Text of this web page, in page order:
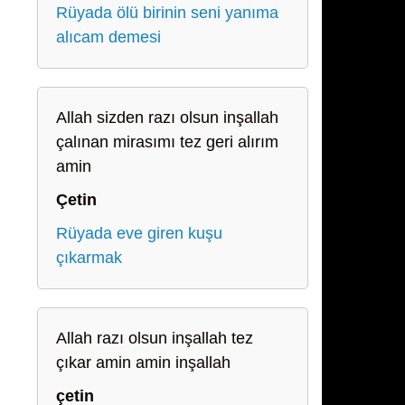
Rüyada ölü birinin seni yanıma
alıcam demesi
Allah sizden razı olsun inşallah
çalınan mirasımı tez geri alırım
amin
Çetin
Rüyada eve giren kuşu
çıkarmak
Allah razı olsun inşallah tez
çıkar amin amin inşallah
çetin